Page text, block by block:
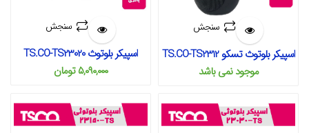
سنجش
اسپیکر بلوتوث تسکو TS.CO-TS2312
موجود نمی‌ باشد
سنجش
اسپیکر بلوتوث TS.CO-TS23020
۵,۰۹۰,۰۰۰ تومان